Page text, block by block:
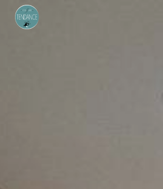
Panneau de gestion des cookies